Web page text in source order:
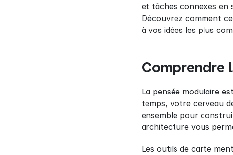
et tâches connexes en
Découvrez comment
à vos idées les plus
Comprendre
La pensée modulaire
temps, votre cerveau
ensemble pour
architecture vous
Les outils de carte